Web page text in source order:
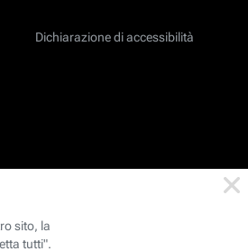
Dichiarazione di accessibilità